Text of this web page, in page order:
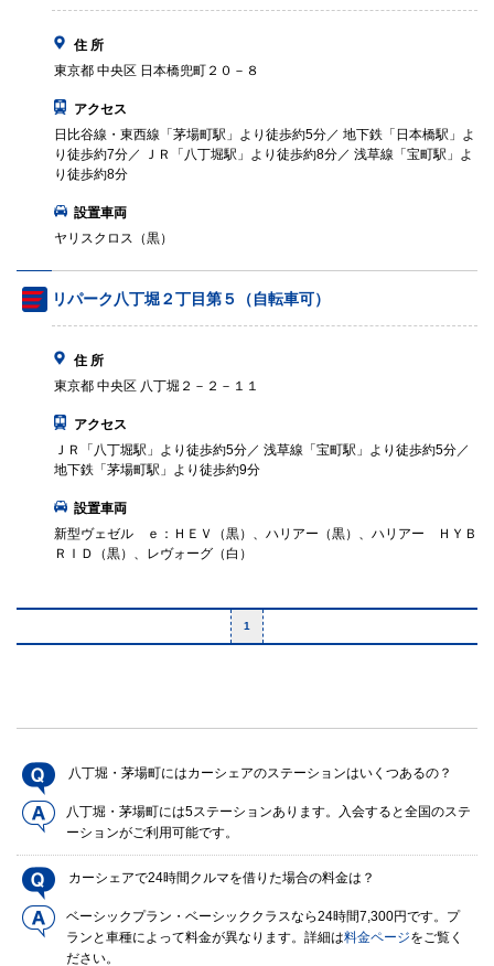
住 所
東京都 中央区 日本橋兜町２０－８
アクセス
日比谷線・東西線「茅場町駅」より徒歩約5分／ 地下鉄「日本橋駅」よ
り徒歩約7分／ ＪＲ「八丁堀駅」より徒歩約8分／ 浅草線「宝町駅」よ
り徒歩約8分
設置車両
ヤリスクロス（黒）
リパーク八丁堀２丁目第５（自転車可）
住 所
東京都 中央区 八丁堀２－２－１１
アクセス
ＪＲ「八丁堀駅」より徒歩約5分／ 浅草線「宝町駅」より徒歩約5分／
地下鉄「茅場町駅」より徒歩約9分
設置車両
新型ヴェゼル ｅ：ＨＥＶ（黒）、ハリアー（黒）、ハリアー ＨＹＢ
ＲＩＤ（黒）、レヴォーグ（白）
1
八丁堀・茅場町にはカーシェアのステーションはいくつあるの？
八丁堀・茅場町には5ステーションあります。入会すると全国のステ
ーションがご利用可能です。
カーシェアで24時間クルマを借りた場合の料金は？
ベーシックプラン・ベーシッククラスなら24時間7,300円です。プ
ランと車種によって料金が異なります。詳細は料金ページをご覧く
ださい。